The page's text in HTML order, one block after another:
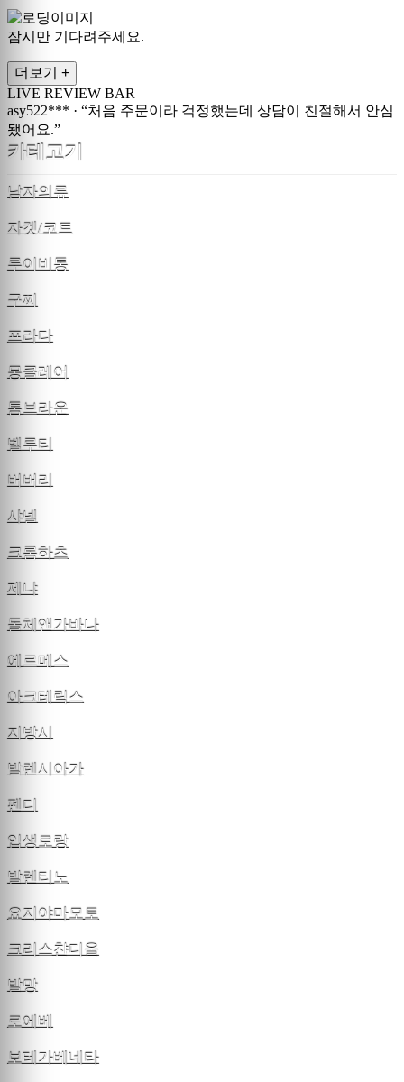
잠시만 기다려주세요.
더보기 +
LIVE REVIEW BAR
asy522*** · “처음 주문이라 걱정했는데 상담이 친절해서 안심
됐어요.”
카테고기
남자의류
자켓/코트
루이비통
구찌
프라다
몽클레어
톰브라운
벨루티
버버리
샤넬
크롬하츠
제냐
돌체앤가바나
에르메스
아크테릭스
지방시
발렌시아가
펜디
입생로랑
발렌티노
요지야마모토
크리스챤디올
발망
로에베
보테가베네타